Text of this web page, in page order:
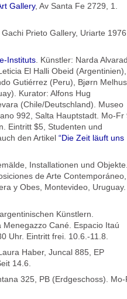
Gallery, Av Santa Fe 2729, 1.
Prieto Gallery, Uriarte 1976.
Instituts. Künstler: Narda
El Halli Obeid (Argentinien),
Gutiérrez (Peru), Bjørn Melhus
Kurator: Alfons Hug
(Chile/Deutschland). Museo
992, Salta Hauptstadt. Mo-Fr
Eintritt $5, Studenten und
den Artikel “Die Zeit läuft uns
Installationen und Objekte.
de Arte Contemporáneo,
y Obes, Montevideo, Uruguay.
Künstlern.
Cané. Espacio Itaú
Uhr. Eintritt frei. 10.6.-11.8.
Haber, Juncal 885, EP
14.6.
325, PB (Erdgeschoss). Mo-